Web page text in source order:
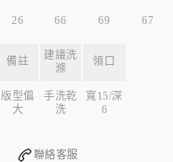
26 66 69 67
備註
建議洗
滌
領口
版型偏
大
手洗乾
洗
寬15/深
6
聯絡客服